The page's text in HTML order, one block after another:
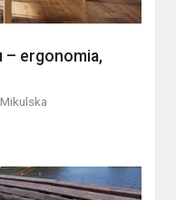
– ergonomia,